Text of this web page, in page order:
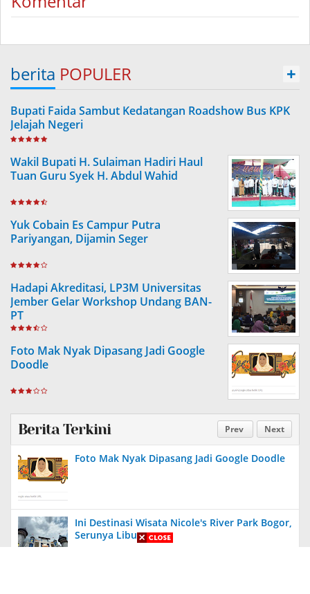
berita POPULER +
Bupati Faida Sambut Kedatangan Roadshow Bus KPK
Jelajah Negeri
Wakil Bupati H. Sulaiman Hadiri Haul
Tuan Guru Syek H. Abdul Wahid
Yuk Cobain Es Campur Putra
Pariyangan, Dijamin Seger
Hadapi Akreditasi, LP3M Universitas
Jember Gelar Workshop Undang BAN-
PT
Foto Mak Nyak Dipasang Jadi Google
Doodle
Prev Next
Berita Terkini
Foto Mak Nyak Dipasang Jadi Google Doodle
Ini Destinasi Wisata Nicole's River Park Bogor,
Serunya Liburan